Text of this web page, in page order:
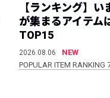
【ランキング】
が集まるアイテム
TOP15
2026.08.06
NEW
POPULAR ITEM